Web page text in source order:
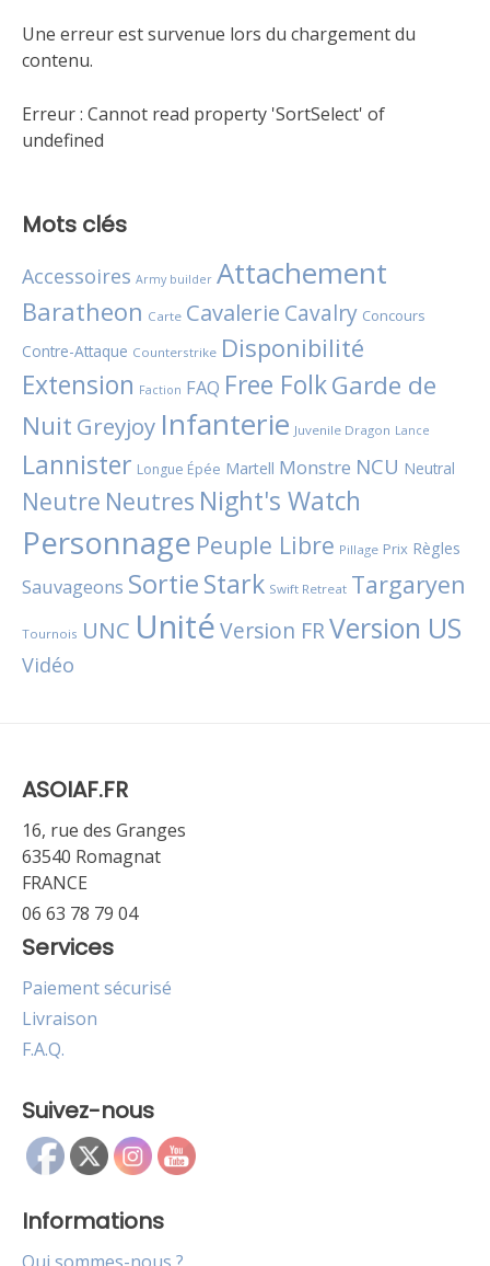
Une erreur est survenue lors du chargement du
contenu.
Erreur : Cannot read property 'SortSelect' of
undefined
Mots clés
Accessoires Army builder Attachement
Baratheon Carte Cavalerie Cavalry Concours
Contre-Attaque Counterstrike Disponibilité
Extension Faction FAQ Free FolkGarde de
Nuit Greyjoy Infanterie Juvenile Dragon Lance
Lannister Longue Épée Martell Monstre NCU Neutral
Neutre Neutres Night's Watch
Personnage Peuple Libre Pillage Prix Règles
Sauvageons SortieStark Swift Retreat Targaryen
Tournois UNC UnitéVersion FRVersion US
Vidéo
ASOIAF.FR
16, rue des Granges
63540 Romagnat
FRANCE
06 63 78 79 04
Services
Paiement sécurisé
Livraison
F.A.Q.
Suivez-nous
Informations